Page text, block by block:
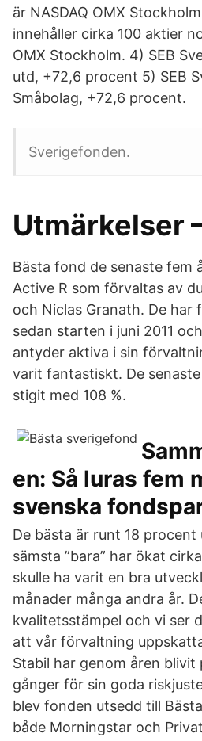
är NASDAQ OMX
innehåller cirka 100 aktier
OMX Stockholm. 4) SEB
utd, +72,6 procent 5) SEB
Småbolag, +72,6 procent.
Sverigefonden.
Utmärkelser
Bästa fond de senaste fem
Active R som förvaltas av
och Niclas Granath. De har
sedan starten i juni 2011
antyder aktiva i sin
varit fantastiskt. De
stigit med 108 %.
en: Så luras fem
svenska
De bästa är runt 18 procent
sämsta ”bara” har ökat
skulle ha varit en bra
månader många andra år.
kvalitetsstämpel och vi ser
att vår förvaltning
Stabil har genom åren
gånger för sin goda
blev fonden utsedd till
både Morningstar och